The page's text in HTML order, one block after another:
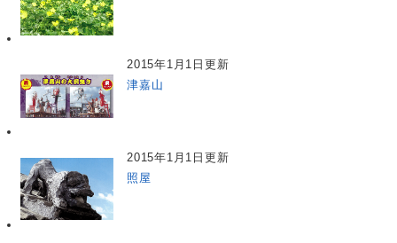
2015年1月1日更新
津嘉山
2015年1月1日更新
照屋